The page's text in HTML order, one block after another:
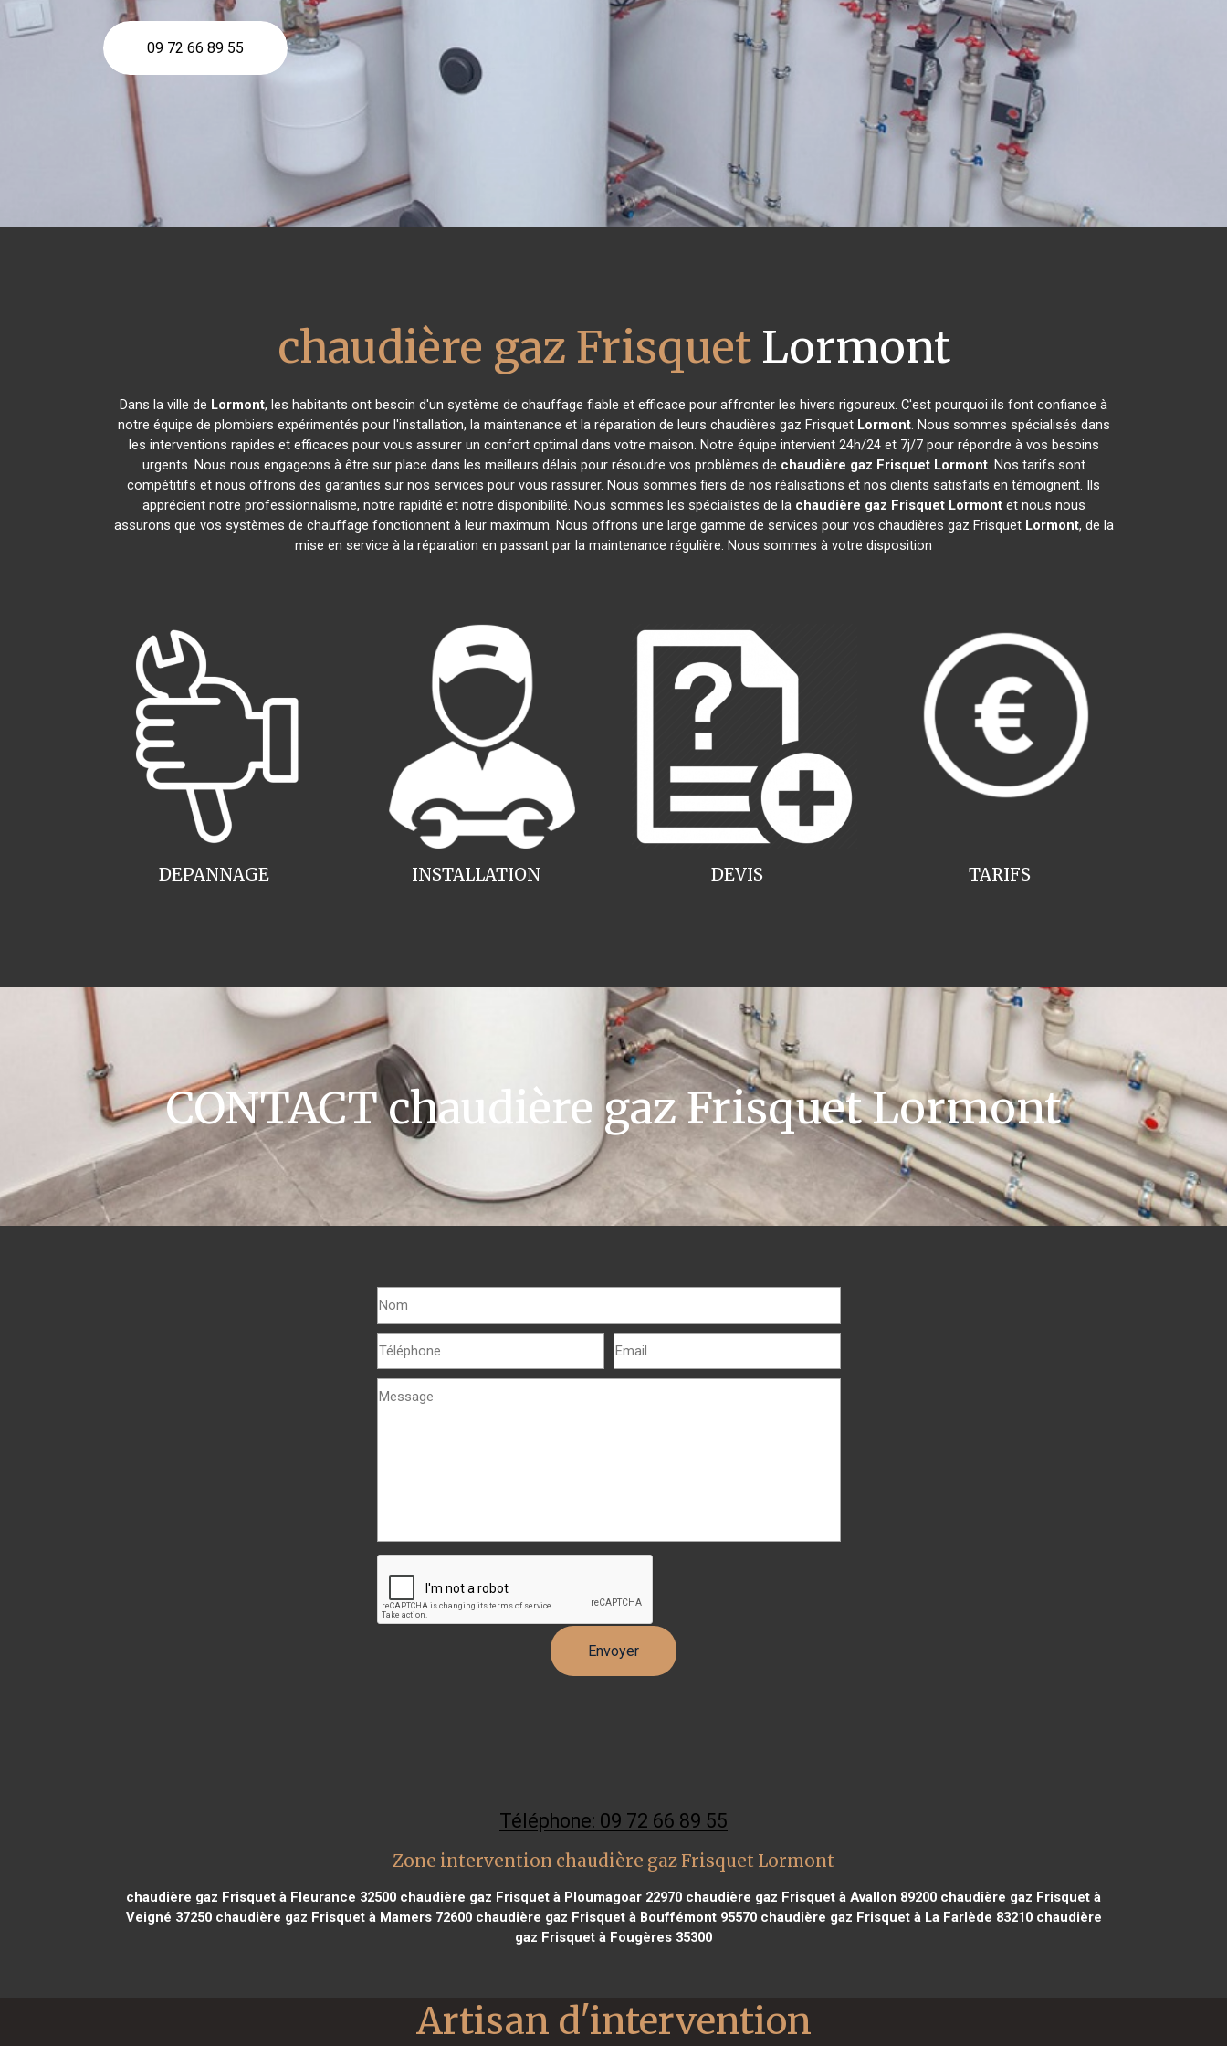
09 72 66 89 55
chaudière gaz FrisquetLormont
Dans la ville de Lormont, les habitants ont besoin d'un système de chauffage fiable et efficace pour affronter les hivers rigoureux. C'est pourquoi ils font confiance à
notre équipe de plombiers expérimentés pour l'installation, la maintenance et la réparation de leurs chaudières gaz Frisquet Lormont. Nous sommes spécialisés dans
les interventions rapides et efficaces pour vous assurer un confort optimal dans votre maison. Notre équipe intervient 24h/24 et 7j/7 pour répondre à vos besoins
urgents. Nous nous engageons à être sur place dans les meilleurs délais pour résoudre vos problèmes de chaudière gaz Frisquet Lormont. Nos tarifs sont
compétitifs et nous offrons des garanties sur nos services pour vous rassurer. Nous sommes fiers de nos réalisations et nos clients satisfaits en témoignent. Ils
apprécient notre professionnalisme, notre rapidité et notre disponibilité. Nous sommes les spécialistes de la chaudière gaz Frisquet Lormontet nous nous
assurons que vos systèmes de chauffage fonctionnent à leur maximum. Nous offrons une large gamme de services pour vos chaudières gaz Frisquet Lormont, de la
mise en service à la réparation en passant par la maintenance régulière. Nous sommes à votre disposition
INSTALLATION
DEPANNAGE TARIFS
DEVIS
CONTACT chaudière gaz Frisquet Lormont
Téléphone: 09 72 66 89 55
Zone intervention chaudière gaz Frisquet Lormont
chaudière gaz Frisquet à Fleurance 32500 chaudière gaz Frisquet à Ploumagoar 22970 chaudière gaz Frisquet à Avallon 89200 chaudière gaz Frisquet à
Veigné 37250chaudière gaz Frisquet à Mamers 72600chaudière gaz Frisquet à Bouffémont 95570chaudière gaz Frisquet à La Farlède 83210chaudière
gaz Frisquet à Fougères 35300
Artisan d'intervention